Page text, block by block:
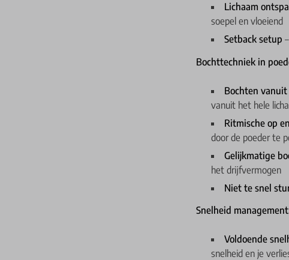
Lichaam
soepel en vloeiend
Setback setup
Bochttechniek in
Bochten
vanuit het hele
Ritmische op
door de poeder te
Gelijkmatige
het drijfvermogen
Niet te snel
Snelheid
Voldoende
snelheid en je